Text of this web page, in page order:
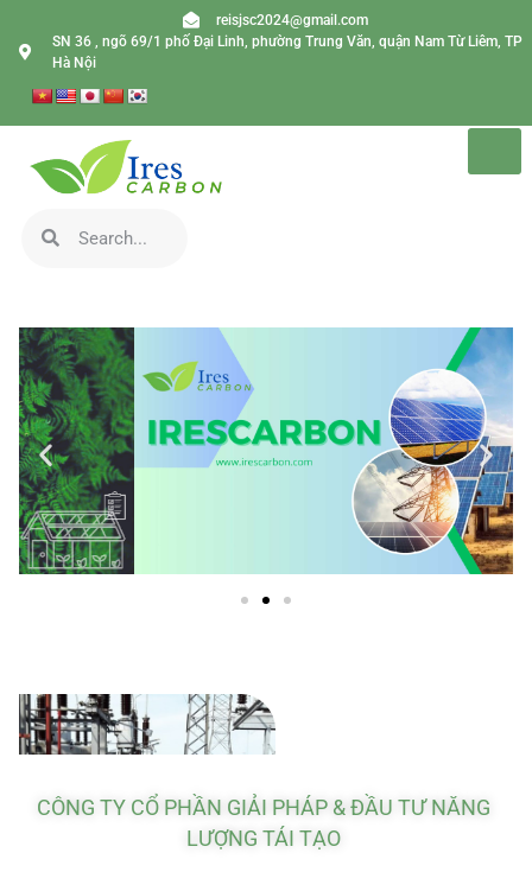
reisjsc2024@gmail.com
SN 36 , ngõ 69/1 phố Đại Linh, phường Trung Văn, quận Nam Từ Liêm, TP
Hà Nội
CÔNG TY CỔ PHẦN GIẢI PHÁP & ĐẦU TƯ NĂNG
LƯỢNG TÁI TẠO